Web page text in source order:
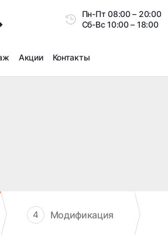
Пн-Пт08:00 – 20:00
Сб-Вс10:00 – 18:00
болтов и гаек
Перешиповка зимней резины
Акции Контакты
4 Модификация